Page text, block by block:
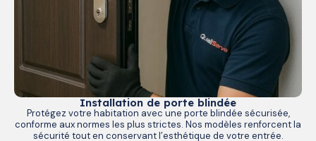
Installation de porte blindée
Protégez votre habitation avec une porte blindée sécurisée,
conforme aux normes les plus strictes. Nos modèles renforcent la
sécurité tout en conservant l’esthétique de votre entrée.